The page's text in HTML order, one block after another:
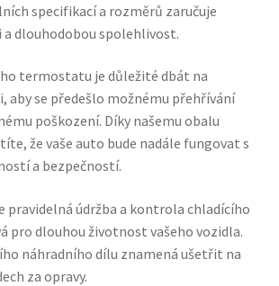
specifikací a rozměrů zaručuje
dlouhodobou spolehlivost.
termostatu je důležité dbát na
aby se předešlo možnému přehřívání
poškození. Díky našemu obalu
že vaše auto bude nadále fungovat s
a bezpečností.
pravidelná údržba a kontrola chladícího
pro dlouhou životnost vašeho vozidla.
náhradního dílu znamená ušetřit na
za opravy.